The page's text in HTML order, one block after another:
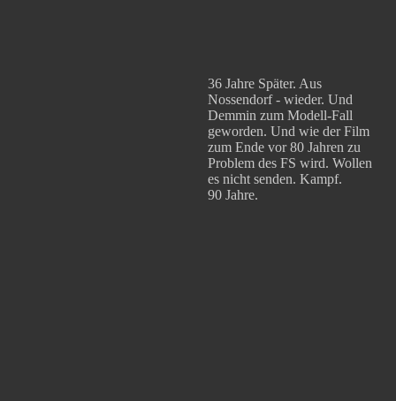
36 Jahre Später. Aus
Nossendorf - wieder. Und
Demmin zum Modell-Fall
geworden. Und wie der Film
zum Ende vor 80 Jahren zu
Problem des FS wird. Wollen
es nicht senden. Kampf.
90 Jahre.